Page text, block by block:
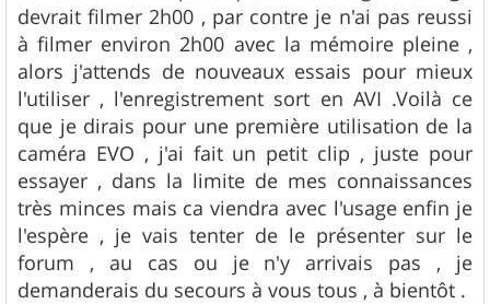
devrait filmer 2h00 , par contre je n'ai pas reussi
à filmer environ 2h00 avec la mémoire pleine ,
alors j'attends de nouveaux essais pour mieux
l'utiliser , l'enregistrement sort en AVI .Voilà ce
que je dirais pour une première utilisation de la
caméra EVO , j'ai fait un petit clip , juste pour
essayer , dans la limite de mes connaissances
très minces mais ca viendra avec l'usage enfin je
l'espère , je vais tenter de le présenter sur le
forum , au cas ou je n'y arrivais pas , je
demanderais du secours à vous tous , à bientôt .